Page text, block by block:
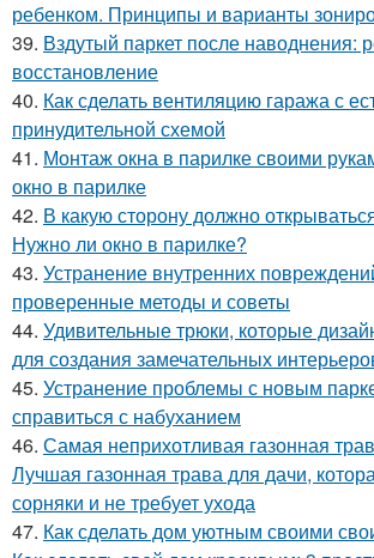
ребенком. Принципы и варианты
39. Вздутый паркет после наводнения:
восстановление
40. Как сделать вентиляцию гаража с
принудительной схемой
41. Монтаж окна в парилке своими
окно в парилке
42. В какую сторону должно
Нужно ли окно в парилке?
43. Устранение внутренних
проверенные методы и советы
44. Удивительные трюки, которые
для создания замечательных
45. Устранение проблемы с новым
справиться с набуханием
46. Самая неприхотливая газонная
Лучшая газонная трава для дачи,
сорняки и не требует ухода
47. Как сделать дом уютным своими